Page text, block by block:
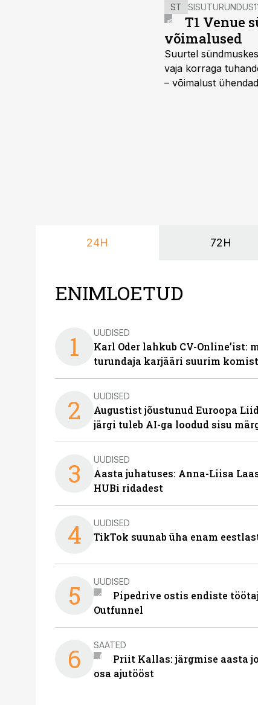
ST SISUTURUNDUS
T1 Venue
võimalused
Suurtel
vaja korraga
– võimalust
24H 72H
ENIMLOETUD
1 UUDISED
Karl Oder lahkub CV-Online’ist:
turundaja karjääri suurim
2 UUDISED
Augustist jõustunud Euroopa
järgi tuleb AI-ga loodud sisu
3 UUDISED
Aasta juhatuses: Anna-Liisa
HUBi ridadest
4 UUDISED
TikTok suunab üha enam
5 UUDISED
Pipedrive ostis endiste
Outfunnel
6 SAATED
Priit Kallas: järgmise aasta
osa ajutööst